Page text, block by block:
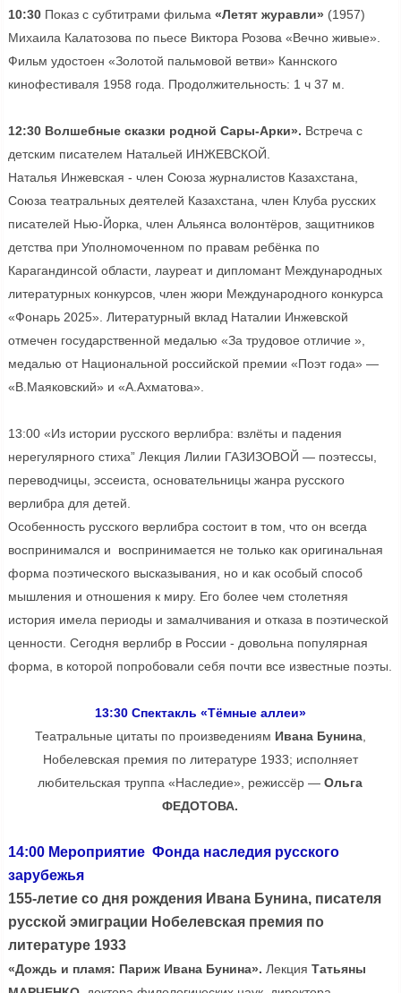
10:30Показ с субтитрами фильма «Летят журавли» (1957)
Михаила Калатозова по пьесе Виктора Розова «Вечно живые».
Фильм удостоен «Золотой пальмовой ветви» Каннского
кинофестиваля 1958 года. Продолжительность: 1 ч 37 м.
12:30 Волшебные сказки родной Сары-Арки». Встреча с
детским писателем Натальей ИНЖЕВСКОЙ.
Наталья Инжевская - член Союза журналистов Казахстана,
Союза театральных деятелей Казахстана, член Клуба русских
писателей Нью-Йорка, член Альянса волонтёров, защитников
детства при Уполномоченном по правам ребёнка по
Карагандинсой области, лауреат и дипломант Международных
литературных конкурсов, член жюри Международного конкурса
«Фонарь 2025». Литературный вклад Наталии Инжевской
отмечен государственной медалью «За трудовое отличие »,
медалью от Национальной российской премии «Поэт года» —
«В.Маяковский» и «А.Ахматова».
13:00 «Из истории русского верлибра: взлёты и падения
нерегулярного стиха” Лекция Лилии ГАЗИЗОВОЙ — поэтессы,
переводчицы, эссеиста, основательницы жанра русского
верлибра для детей.
Особенность русского верлибра состоит в том, что он всегда
воспринимался и воспринимается не только как оригинальная
форма поэтического высказывания, но и как особый способ
мышления и отношения к миру. Его более чем столетняя
история имела периоды и замалчивания и отказа в поэтической
ценности. Сегодня верлибр в России - довольна популярная
форма, в которой попробовали себя почти все известные поэты.
13:30 Спектакль «Тёмные аллеи»
Театральные цитаты по произведениям Ивана Бунина,
Нобелевская премия по литературе 1933; исполняет
любительская труппа «Наследие», режиссёр —Ольга
ФЕДОТОВА.
14:00 Мероприятие Фонда наследия русского
зарубежья
155-летие со дня рождения Ивана Бунина, писателя
русской эмиграции Нобелевская премия по
литературе 1933
«Дождь и пламя: Париж Ивана Бунина». Лекция Татьяны